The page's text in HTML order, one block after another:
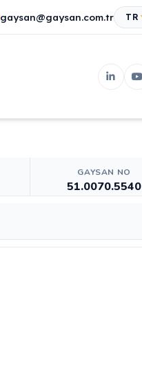
gaysan@gaysan.com.tr TR
GAYSAN NO
51.0070.5540